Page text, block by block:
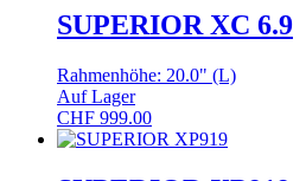
SUPERIOR XC 6.9
Rahmenhöhe: 20.0" (L)
Auf Lager
CHF 999.00